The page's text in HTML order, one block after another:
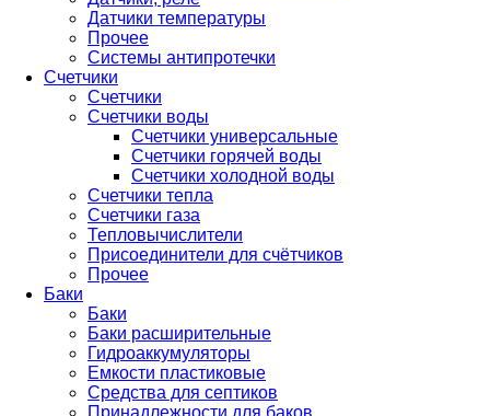
Датчики температуры
Прочее
Системы антипротечки
Счетчики
Счетчики
Счетчики воды
Счетчики универсальные
Счетчики горячей воды
Счетчики холодной воды
Счетчики тепла
Счетчики газа
Тепловычислители
Присоединители для счётчиков
Прочее
Баки
Баки
Баки расширительные
Гидроаккумуляторы
Емкости пластиковые
Средства для септиков